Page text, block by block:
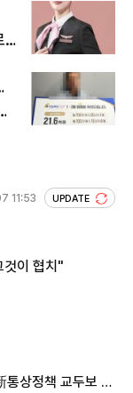
11:53 UPDATE
이 협치"
상정책 교두보 활